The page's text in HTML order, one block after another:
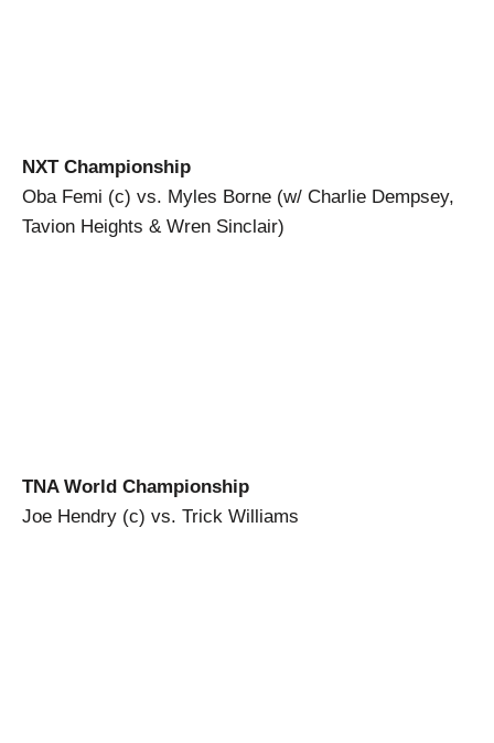
NXT Championship
Oba Femi (c) vs. Myles Borne (w/ Charlie Dempsey,
Tavion Heights & Wren Sinclair)
TNA World Championship
Joe Hendry (c) vs. Trick Williams